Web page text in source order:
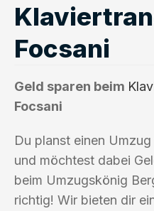
Focsani
Geld sparen beim
Focsani
Du planst einen
und möchtest dabei
beim Umzugskönig
richtig! Wir bieten dir